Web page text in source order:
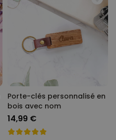
Porte-clés personnalisé en
bois avec nom
14,99 €